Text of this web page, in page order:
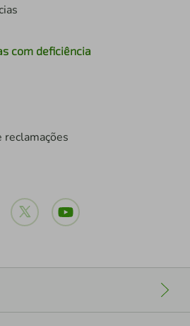
com deficiência
reclamações